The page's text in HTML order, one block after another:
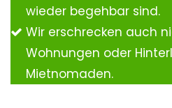
wieder begehbar sind.
Wir erschrecken auch
Wohnungen oder
Mietnomaden.